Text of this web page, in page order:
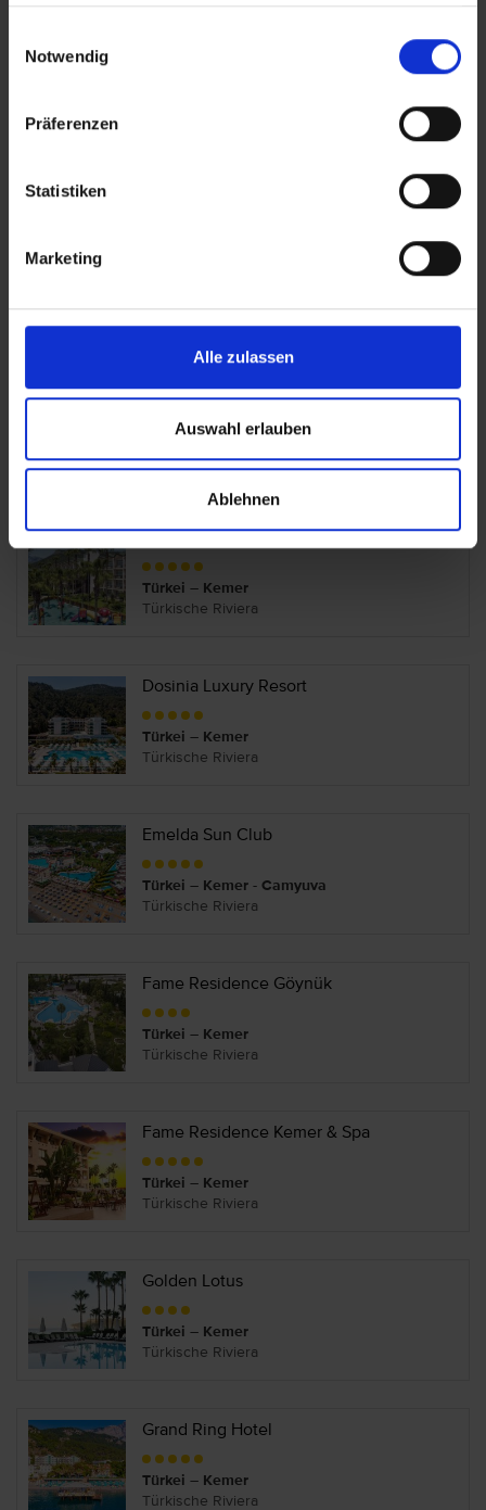
Notwendig
Präferenzen
Statistiken
Marketing
Alle zulassen
Auswahl erlauben
Ablehnen
Türkische Riviera
Crystal Prestige Pearl Collection
Türkei – Kemer
Türkische Riviera
Dobedan World Palace Kemer
Türkei – Kemer
Türkische Riviera
Dosinia Luxury Resort
Türkei – Kemer
Türkische Riviera
Emelda Sun Club
Türkei – Kemer - Camyuva
Türkische Riviera
Fame Residence Göynük
Türkei – Kemer
Türkische Riviera
Fame Residence Kemer & Spa
Türkei – Kemer
Türkische Riviera
Golden Lotus
Türkei – Kemer
Türkische Riviera
Grand Ring Hotel
Türkei – Kemer
Türkische Riviera